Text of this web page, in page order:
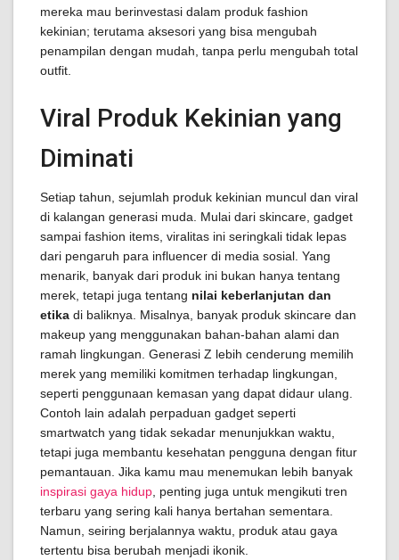
mereka mau berinvestasi dalam produk fashion
kekinian; terutama aksesori yang bisa mengubah
penampilan dengan mudah, tanpa perlu mengubah total
outfit.
Viral Produk Kekinian yang
Diminati
Setiap tahun, sejumlah produk kekinian muncul dan viral
di kalangan generasi muda. Mulai dari skincare, gadget
sampai fashion items, viralitas ini seringkali tidak lepas
dari pengaruh para influencer di media sosial. Yang
menarik, banyak dari produk ini bukan hanya tentang
merek, tetapi juga tentang nilai keberlanjutan dan
etika di baliknya. Misalnya, banyak produk skincare dan
makeup yang menggunakan bahan-bahan alami dan
ramah lingkungan. Generasi Z lebih cenderung memilih
merek yang memiliki komitmen terhadap lingkungan,
seperti penggunaan kemasan yang dapat didaur ulang.
Contoh lain adalah perpaduan gadget seperti
smartwatch yang tidak sekadar menunjukkan waktu,
tetapi juga membantu kesehatan pengguna dengan fitur
pemantauan. Jika kamu mau menemukan lebih banyak
inspirasi gaya hidup , penting juga untuk mengikuti tren
terbaru yang sering kali hanya bertahan sementara.
Namun, seiring berjalannya waktu, produk atau gaya
tertentu bisa berubah menjadi ikonik.